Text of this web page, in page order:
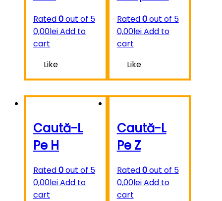
Rated0out of 5
0,00leiAdd to
cart
Like
Rated0out of 5
0,00leiAdd to
cart
Like
Caută-L
Pe H
Rated0out of 5
0,00leiAdd to
cart
Caută-L
Pe Z
Rated0out of 5
0,00leiAdd to
cart